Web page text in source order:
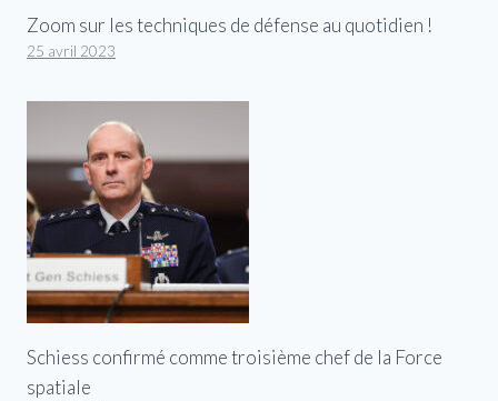
Zoom sur les techniques de défense au quotidien !
25 avril 2023
Schiess confirmé comme troisième chef de la Force
spatiale